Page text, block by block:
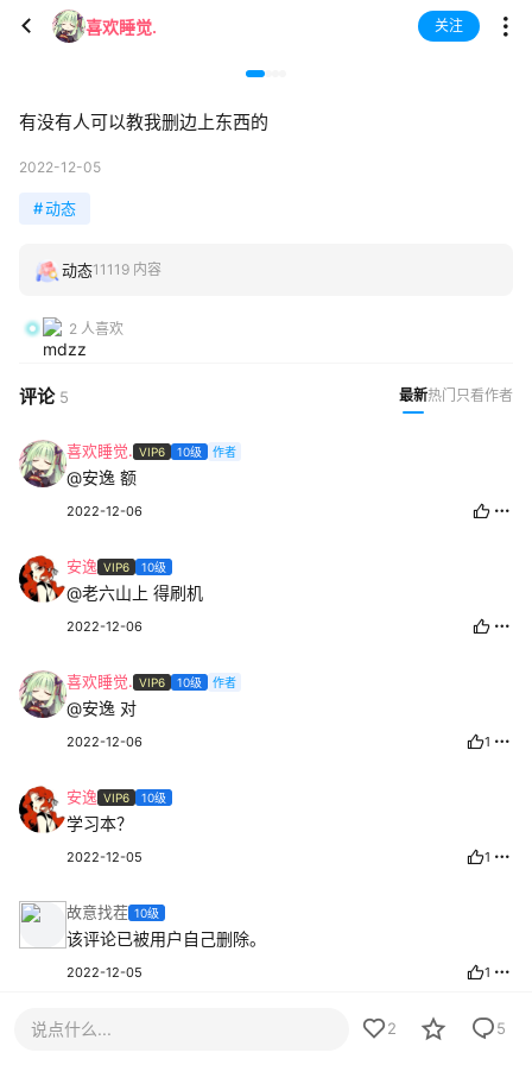
喜欢睡觉. 关注
有没有人可以教我删边上东西的
2022-12-05
#动态
动态11119 内容
2 人喜欢
评论 5 最新热门 只看作者
喜欢睡觉. VIP6 10级 作者
@安逸 额
2022-12-06
安逸 VIP6 10级
@老六山上 得刷机
2022-12-06
喜欢睡觉. VIP6 10级 作者
@安逸 对
2022-12-06 1
安逸 VIP6 10级
学习本？
2022-12-05 1
故意找茬 10级
该评论已被用户自己删除。
2022-12-05 1
说点什么... 2 5